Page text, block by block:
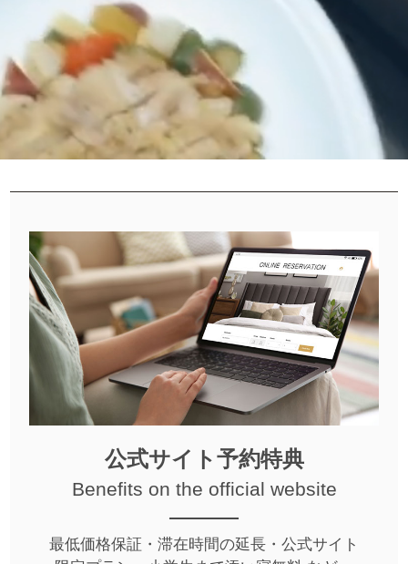
公式サイト予約特典
Benefits on the official website
最低価格保証・滞在時間の延長・公式サイト